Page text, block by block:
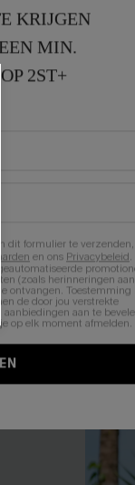
【
KRIJGEN
MIN.
2ST+
dit formulier te
en ons Privacybeleid.
(zoals herinneringen
ontvangen. Toestemming
de door jou verstrekte
aanbiedingen aan te
op elk moment afmelden.